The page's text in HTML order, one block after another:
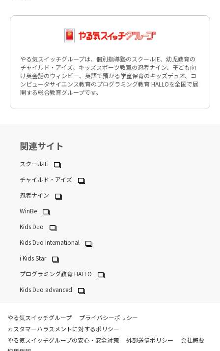
やる気スイッチグループは、個別指導塾のスクールIE、幼児教育の
チャイルド・アイズ、キッズスポーツ教室の忍者ナイン、子ども向
け英会話のウィンビー、英語で預かる学童保育のキッズデュオ、コ
ンピュータサイエンス教育のプログラミング教育 HALLOを全国で展
開する総合教育グループです。
関連サイト
スクールIE
チャイルド・アイズ
忍者ナイン
WinBe
Kids Duo
Kids Duo International
i Kids Star
プログラミング教育 HALLO
Kids Duo advanced
やる気スイッチグループ
プライバシーポリシー
カスタマーハラスメントに対するポリシー
やる気スイッチグループの安心・安全対策
外部送信ポリシー
会社概要